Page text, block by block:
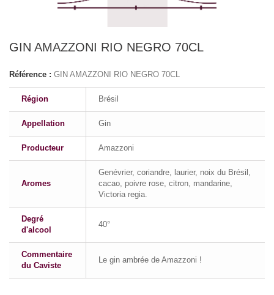
GIN AMAZZONI RIO NEGRO 70CL
Référence : GIN AMAZZONI RIO NEGRO 70CL
Région Brésil
Appellation Gin
Producteur Amazzoni
Aromes
Genévrier, coriandre, laurier, noix du Brésil,
cacao, poivre rose, citron, mandarine,
Victoria regia.
Degré
d'alcool
40°
Commentaire
du Caviste
Le gin ambrée de Amazzoni !